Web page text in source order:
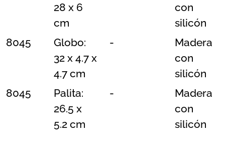
28 x 6
cm
con
silicón
8045
Globo:
32 x 4.7 x
4.7 cm
-
Madera
con
silicón
8045
Palita:
26.5 x
5.2 cm
-
Madera
con
silicón